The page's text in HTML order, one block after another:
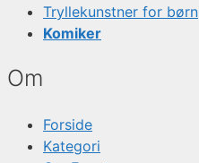
Tryllekunstner for børn
Komiker
Om
Forside
Kategori